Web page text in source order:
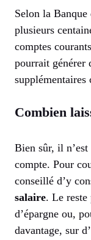
Selon la Banque
plusieurs
comptes
pourrait générer
supplémentaires
Combien
Bien sûr, il
compte. Pour
conseillé d’y
salaire. Le
d’épargne ou,
davantage, sur